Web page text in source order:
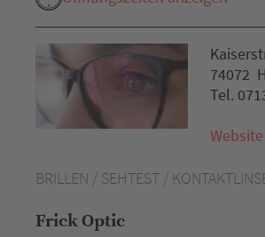
BRILLEN / SEHTEST /
Frick Optic
74072
Tel.
Website